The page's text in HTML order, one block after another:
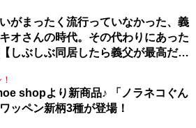
がまったく流行っていなかった、義
オさんの時代。その代わりにあった
しぶしぶ同居したら義父が最高だっ
shopより新商品♪ 「ノラネコぐん
ッペン新柄3種が登場！